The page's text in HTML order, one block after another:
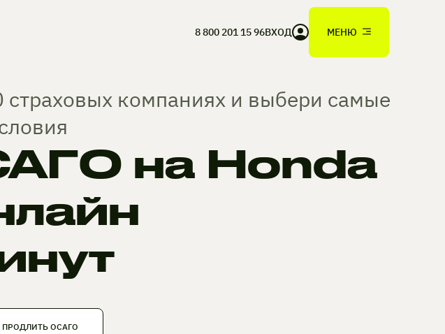
8 800 201 15 96ВХОД МЕНЮ
страховых компаниях и выбери самые
на Honda
ПРОДЛИТЬ ОСАГО